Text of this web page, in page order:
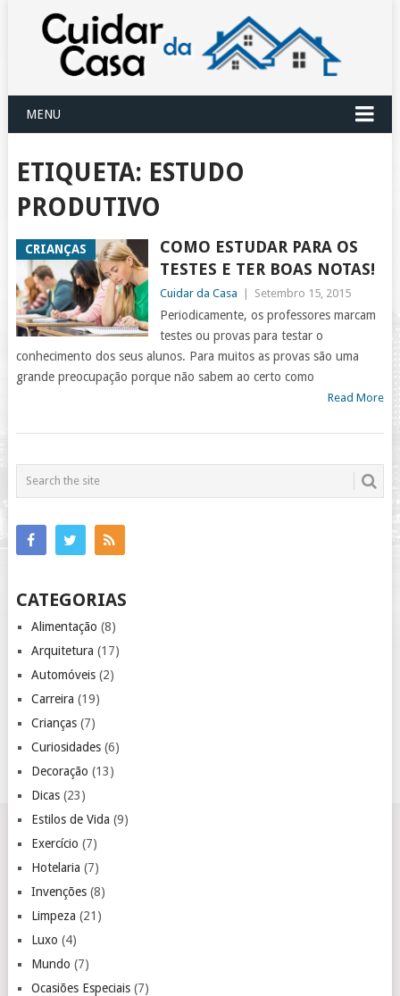
MENU
ETIQUETA: ESTUDO
PRODUTIVO
CRIANÇAS
COMO ESTUDAR PARA OS
TESTES E TER BOAS NOTAS!
Cuidar da Casa Setembro 15, 2015
Periodicamente, os professores marcam
testes ou provas para testar o
conhecimento dos seus alunos. Para muitos as provas são uma
grande preocupação porque não sabem ao certo como
Read More
CATEGORIAS
Alimentação (8)
Arquitetura (17)
Automóveis(2)
Carreira (19)
Crianças(7)
Curiosidades(6)
Decoração (13)
Dicas(23)
Estilos de Vida (9)
Exercício (7)
Hotelaria (7)
Invenções(8)
Limpeza (21)
Luxo (4)
Mundo (7)
Ocasiões Especiais(7)